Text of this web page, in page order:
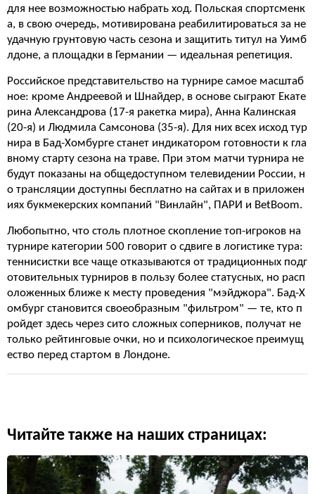
для нее возможностью набрать ход. Польская спортсменк
а, в свою очередь, мотивирована реабилитироваться за не
удачную грунтовую часть сезона и защитить титул на Уимб
лдоне, а площадки в Германии — идеальная репетиция.
Российское представительство на турнире самое масштаб
ное: кроме Андреевой и Шнайдер, в основе сыграют Екате
рина Александрова (17-я ракетка мира), Анна Калинская
(20-я) и Людмила Самсонова (35-я). Для них всех исход тур
нира в Бад-Хомбурге станет индикатором готовности к гла
вному старту сезона на траве. При этом матчи турнира не
будут показаны на общедоступном телевидении России, н
о трансляции доступны бесплатно на сайтах и в приложен
иях букмекерских компаний "Винлайн", ПАРИ и BetBoom.
Любопытно, что столь плотное скопление топ-игроков на
турнире категории 500 говорит о сдвиге в логистике тура:
теннисистки все чаще отказываются от традиционных подг
отовительных турниров в пользу более статусных, но расп
оложенных ближе к месту проведения "мэйджора". Бад-Х
омбург становится своеобразным "фильтром" — те, кто п
ройдет здесь через сито сложных соперников, получат не
только рейтинговые очки, но и психологическое преимущ
ество перед стартом в Лондоне.
Читайте также на наших страницах: